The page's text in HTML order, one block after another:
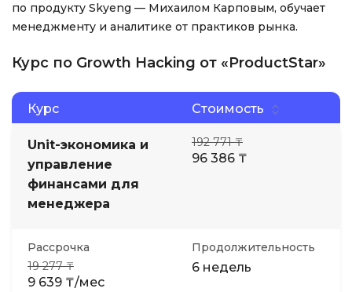
по продукту Skyeng — Михаилом Карповым, обучает
менеджменту и аналитике от практиков рынка.
Курс по Growth Hacking от «ProductStar»
Курс Стоимость
Unit-экономика и
управление
финансами для
менеджера
192 771 ₸
96 386 ₸
Рассрочка
19 277 ₸
9 639 ₸/мес
Продолжительность
6 недель